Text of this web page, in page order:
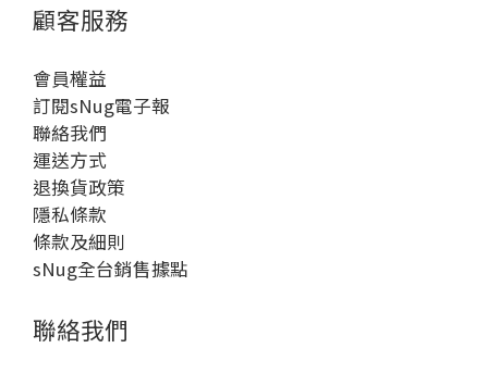
顧客服務
會員權益
訂閱sNug電子報
聯絡我們
運送方式
退換貨政策
隱私條款
條款及細則
sNug全台銷售據點
聯絡我們